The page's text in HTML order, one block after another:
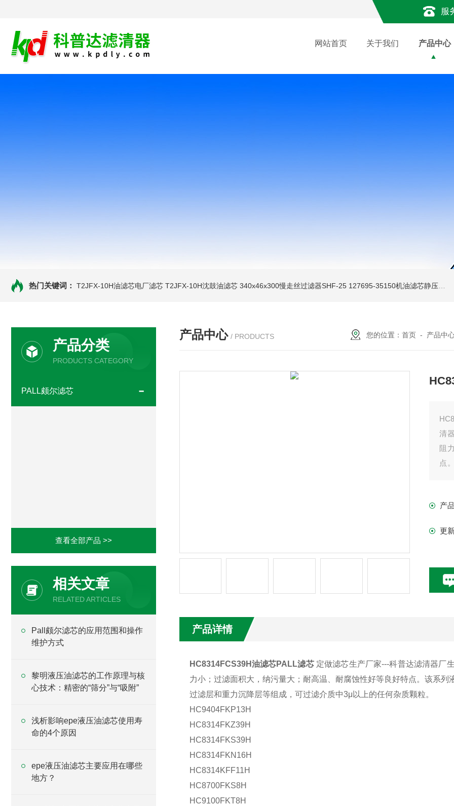
服
网站首页 关于我们 产品中心
热门关键词： T2JFX-10H油滤芯电厂滤芯 T2JFX-10H沈鼓油滤芯 340x46x300慢走丝过滤器SHF-25 127695-35150机油滤芯静压机滤芯
产品分类
PRODUCTS CATEGORY
PALL颇尔滤芯
查看全部产品 >>
相关文章
RELATED ARTICLES
Pall颇尔滤芯的应用范围和操作
维护方式
黎明液压油滤芯的工作原理与核
心技术：精密的“筛分”与“吸附”
浅析影响epe液压油滤芯使用寿
命的4个原因
epe液压油滤芯主要应用在哪些
地方？
产品中心 / PRODUCTS 您的位置：首页 - 产品中
清
阻
点
产
更
产品详情
HC8314FCS39H油滤芯PALL滤芯定做滤芯生产厂家---科普达滤清器厂
力小；过滤面积大，纳污量大；耐高温、耐腐蚀性好等良好特点。该系列
过滤层和重力沉降层等组成，可过滤介质中3μ以上的任何杂质颗粒。
HC9404FKP13H
HC8314FKZ39H
HC8314FKS39H
HC8314FKN16H
HC8314KFF11H
HC8700FKS8H
HC9100FKT8H